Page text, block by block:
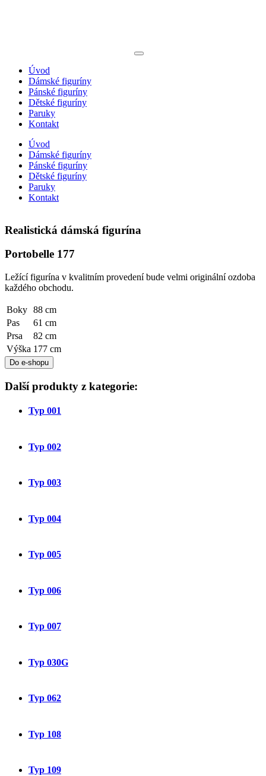
Úvod
Dámské figuríny
Pánské figuríny
Dětské figuríny
Paruky
Kontakt
Úvod
Dámské figuríny
Pánské figuríny
Dětské figuríny
Paruky
Kontakt
Realistická dámská figurína
Portobelle 177
Ležící figurína v kvalitním provedení bude velmi originální ozdoba
každého obchodu.
Boky 88 cm
Pas
61 cm
Prsa
82 cm
Výška 177 cm
Do e-shopu
Další produkty z kategorie:
Typ 001
Typ 002
Typ 003
Typ 004
Typ 005
Typ 006
Typ 007
Typ 030G
Typ 062
Typ 108
Typ 109